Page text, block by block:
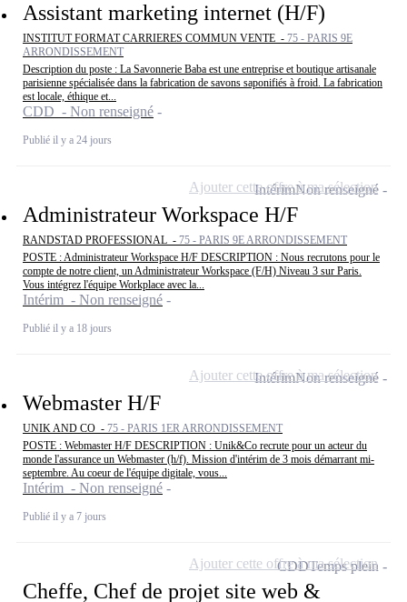
Assistant marketing internet (H/F)
INSTITUT FORMAT CARRIERES COMMUN VENTE - 75 - PARIS 9E
ARRONDISSEMENT
Description du poste : La Savonnerie Baba est une entreprise et boutique artisanale
parisienne spécialisée dans la fabrication de savons saponifiés à froid. La fabrication
est locale, éthique et...
CDD - Non renseigné
Publié il y a 24 jours
Administrateur Workspace H/F
RANDSTAD PROFESSIONAL - 75 - PARIS 9E ARRONDISSEMENT
POSTE : Administrateur Workspace H/F DESCRIPTION : Nous recrutons pour le
compte de notre client, un Administrateur Workspace (F/H) Niveau 3 sur Paris.
Vous intégrez l'équipe Workplace avec la...
Intérim - Non renseigné
Publié il y a 18 jours
IntérimNon renseigné
Ajouter cette offre à ma sélection
Webmaster H/F
UNIK AND CO - 75 - PARIS 1ER ARRONDISSEMENT
POSTE : Webmaster H/F DESCRIPTION : Unik&Co recrute pour un acteur du
monde l'assurance un Webmaster (h/f). Mission d'intérim de 3 mois démarrant mi-
septembre. Au coeur de l'équipe digitale, vous...
Intérim - Non renseigné
Publié il y a 7 jours
IntérimNon renseigné
Ajouter cette offre à ma sélection
Cheffe, Chef de projet site web &
CDDTemps plein
Ajouter cette offre à ma sélection